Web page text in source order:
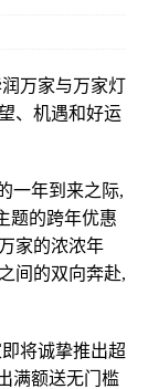
万家与万家灯
、机遇和好运
一年到来之际,
题的跨年优惠
家的浓浓年
间的双向奔赴,
将诚挚推出超
满额送无门槛